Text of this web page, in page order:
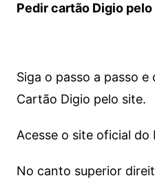
Pedir cartão Digio
Siga o passo a passo
Cartão Digio pelo site.
Acesse o site oficial do
No canto superior